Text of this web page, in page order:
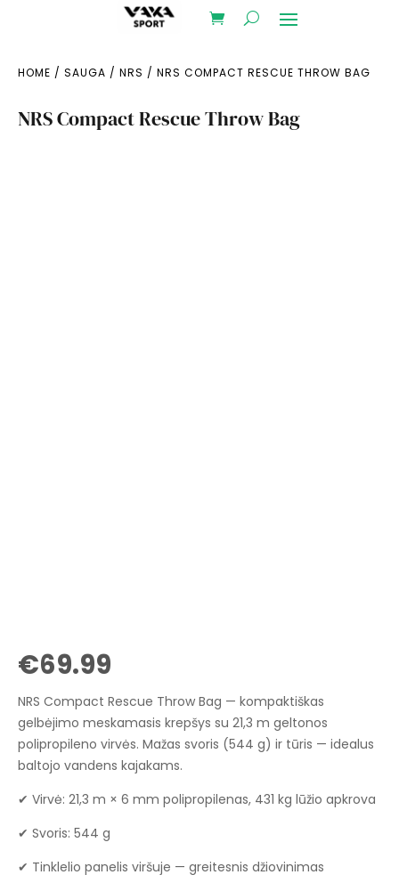
HOME / SAUGA / NRS / NRS COMPACT RESCUE THROW BAG
NRS Compact Rescue Throw Bag
€69.99
NRS Compact Rescue Throw Bag — kompaktiškas
gelbėjimo meskamasis krepšys su 21,3 m geltonos
polipropileno virvės. Mažas svoris (544 g) ir tūris — idealus
baltojo vandens kajakams.
✔ Virvė: 21,3 m × 6 mm polipropilenas, 431 kg lūžio apkrova
✔ Svoris: 544 g
✔ Tinklelio panelis viršuje — greitesnis džiovinimas